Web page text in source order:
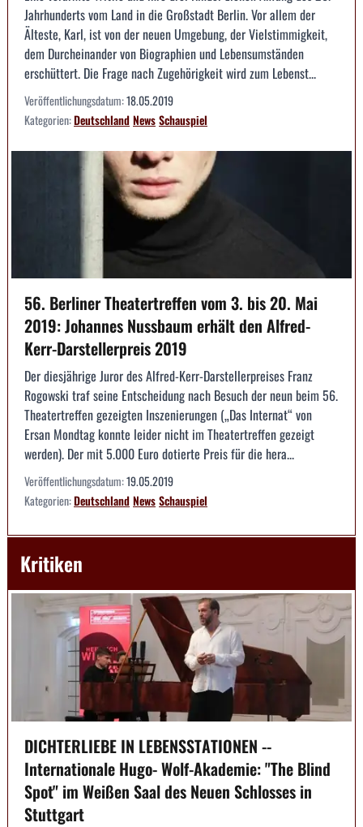
Jahrhunderts vom Land in die Großstadt Berlin. Vor allem der
Älteste, Karl, ist von der neuen Umgebung, der Vielstimmigkeit,
dem Durcheinander von Biographien und Lebensumständen
erschüttert. Die Frage nach Zugehörigkeit wird zum Lebenst...
Veröffentlichungsdatum:18.05.2019
Kategorien:DeutschlandNewsSchauspiel
56. Berliner Theatertreffen vom 3. bis 20. Mai
2019: Johannes Nussbaum erhält den Alfred-
Kerr-Darstellerpreis 2019
Der diesjährige Juror des Alfred-Kerr-Darstellerpreises Franz
Rogowski traf seine Entscheidung nach Besuch der neun beim 56.
Theatertreffen gezeigten Inszenierungen („Das Internat“ von
Ersan Mondtag konnte leider nicht im Theatertreffen gezeigt
werden). Der mit 5.000 Euro dotierte Preis für die hera...
Veröffentlichungsdatum:19.05.2019
Kategorien:DeutschlandNewsSchauspiel
Kritiken
DICHTERLIEBE IN LEBENSSTATIONEN --
Internationale Hugo- Wolf-Akademie: "The Blind
Spot" im Weißen Saal des Neuen Schlosses in
Stuttgart